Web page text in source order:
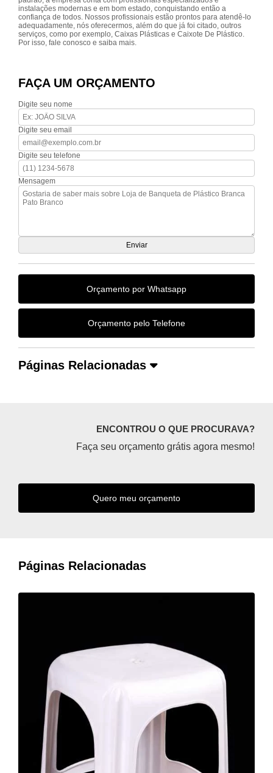
instalações modernas e em bom estado, conquistando então a
confiança de todos. Nossos profissionais estão prontos para atendê-lo
adequadamente, nós oferecermos, além do que já foi citado, outros
serviços, como por exemplo, Caixas Plásticas e Caixote De Plástico.
Por isso, fale conosco e saiba mais.
FAÇA UM ORÇAMENTO
Digite seu nome
Digite seu email
Digite seu telefone
Mensagem
Orçamento por Whatsapp
Orçamento pelo Telefone
Páginas Relacionadas
ENCONTROU O QUE PROCURAVA?
Faça seu orçamento grátis agora mesmo!
Quero meu orçamento
Páginas Relacionadas